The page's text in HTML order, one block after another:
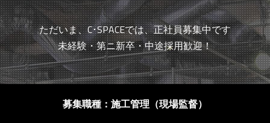
ただいま、C･SPACEでは、正社員募集中です
未経験・第ニ新卒・中途採用歓迎！
募集職種：施工管理（現場監督）